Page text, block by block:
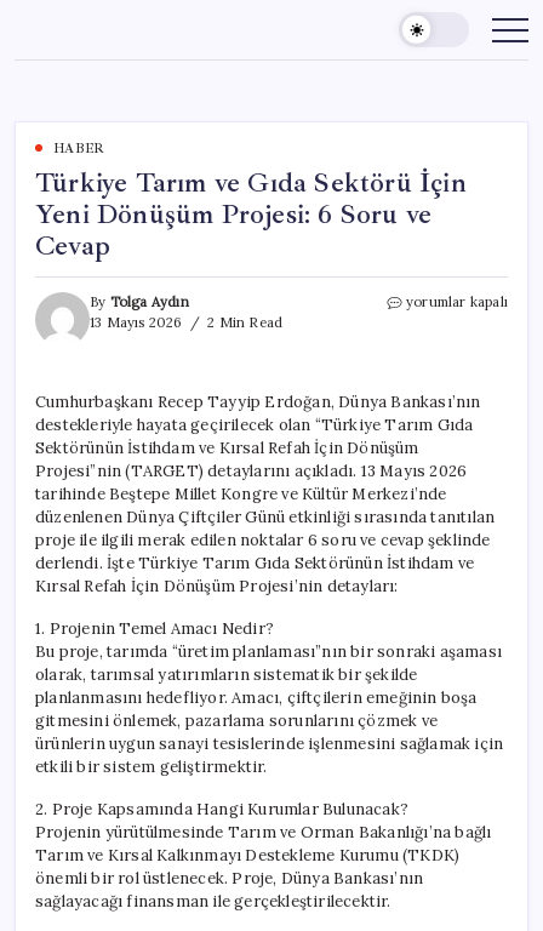
content
HABER
Türkiye Tarım ve Gıda Sektörü İçin
Yeni Dönüşüm Projesi: 6 Soru ve
Cevap
By Tolga Aydın
13 Mayıs 2026
2 Min Read
Türkiye
İçin
Yeni
Dönüşüm
Projesi:
6
Soru
ve
Cevap
için
yorumlar kapalı
Cumhurbaşkanı Recep Tayyip Erdoğan, Dünya Bankası’nın
destekleriyle hayata geçirilecek olan “Türkiye Tarım Gıda
Sektörünün İstihdam ve Kırsal Refah İçin Dönüşüm
Projesi”nin (TARGET) detaylarını açıkladı. 13 Mayıs 2026
tarihinde Beştepe Millet Kongre ve Kültür Merkezi’nde
düzenlenen Dünya Çiftçiler Günü etkinliği sırasında tanıtılan
proje ile ilgili merak edilen noktalar 6 soru ve cevap şeklinde
derlendi. İşte Türkiye Tarım Gıda Sektörünün İstihdam ve
Kırsal Refah İçin Dönüşüm Projesi’nin detayları:
1. Projenin Temel Amacı Nedir?
Bu proje, tarımda “üretim planlaması”nın bir sonraki aşaması
olarak, tarımsal yatırımların sistematik bir şekilde
planlanmasını hedefliyor. Amacı, çiftçilerin emeğinin boşa
gitmesini önlemek, pazarlama sorunlarını çözmek ve
ürünlerin uygun sanayi tesislerinde işlenmesini sağlamak için
etkili bir sistem geliştirmektir.
2. Proje Kapsamında Hangi Kurumlar Bulunacak?
Projenin yürütülmesinde Tarım ve Orman Bakanlığı’na bağlı
Tarım ve Kırsal Kalkınmayı Destekleme Kurumu (TKDK)
önemli bir rol üstlenecek. Proje, Dünya Bankası’nın
sağlayacağı finansman ile gerçekleştirilecektir.